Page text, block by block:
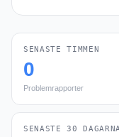
SENASTE TIMMEN
0
Problemrapporter
SENASTE 30